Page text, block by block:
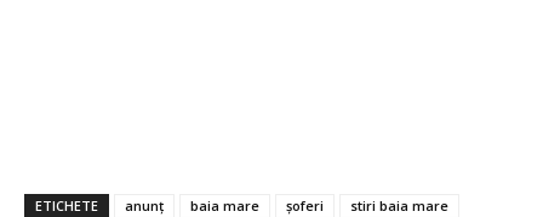
ETICHETE anunț baia mare șoferi
stiri baia mare